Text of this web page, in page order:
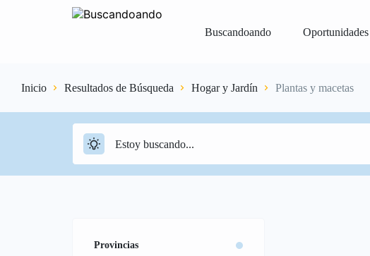
Buscandoando
Iniciar Sesión Registrar Vender Gratis
Inicio Resultados de Búsqueda Hogar y Jardín Plantas y macetas
Provincias